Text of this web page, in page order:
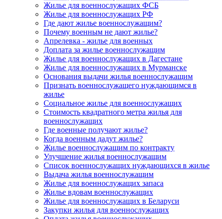
Жилье для военнослужащих ФСБ
Жилье для военнослужащих РФ
Где дают жилье военнослужащим?
Почему военным не дают жилье?
Апрелевка - жилье для военных
Доплата за жилье военнослужащим
Жилье для военнослужащих в Дагестане
Жилье для военнослужащих в Мурманске
Основания выдачи жилья военнослужащим
Признать военнослужащего нуждающимся в
жилье
Социальное жилье для военнослужащих
Стоимость квадратного метра жилья для
военнослужащих
Где военные получают жилье?
Когда военным дадут жилье?
Жилье военнослужащим по контракту
Улучшение жилья военнослужащим
Список военнослужащих нуждающихся в жилье
Выдача жилья военнослужащим
Жилье для военнослужащих запаса
Жилье вдовам военнослужащих
Жилье для военнослужащих в Беларуси
Закупки жилья для военнослужащих